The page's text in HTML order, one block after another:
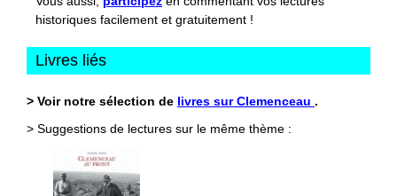
historiques facilement et gratuitement !
Livres liés
> Voir notre sélection de livres sur Clemenceau .
> Suggestions de lectures sur le même thème :